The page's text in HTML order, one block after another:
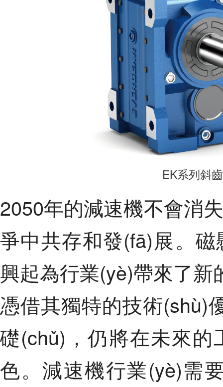
EK系列斜
2050年的減速機不會消
爭中共存和發(fā)展
興起為行業(yè)帶來了
憑借其獨特的技術(shù)
礎(chǔ)，仍將在未
色。減速機行業(yè)需